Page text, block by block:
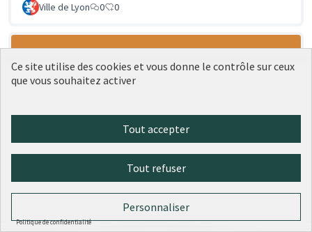
Ville de Lyon 0 0
215 - Encourager la pratique de
Réalisé
Ce site utilise des cookies et vous donne le contrôle sur ceux
que vous souhaitez activer
Tout accepter
Tout refuser
Personnaliser
Politique de confidentialité